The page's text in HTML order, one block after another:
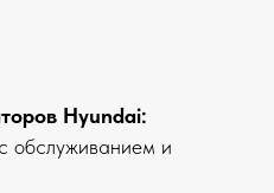
Hyundai:
обслуживанием и